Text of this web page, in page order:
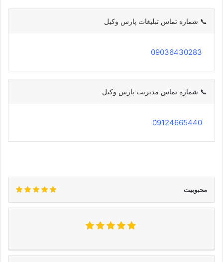
📞 شماره تماس تبلیغات پارس وکیل
09036430283
📞 شماره تماس مدیریت پارس وکیل
09124665440
محبوبیت